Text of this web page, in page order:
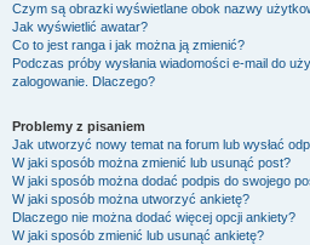
Czym są obrazki wyświetlane obok nazwy
Jak wyświetlić awatar?
Co to jest ranga i jak można ją zmienić?
Podczas próby wysłania wiadomości e-mail do
zalogowanie. Dlaczego?
Problemy z pisaniem
Jak utworzyć nowy temat na forum lub wysłać
W jaki sposób można zmienić lub usunąć post?
W jaki sposób można dodać podpis do swojego
W jaki sposób można utworzyć ankietę?
Dlaczego nie można dodać więcej opcji ankiety?
W jaki sposób zmienić lub usunąć ankietę?